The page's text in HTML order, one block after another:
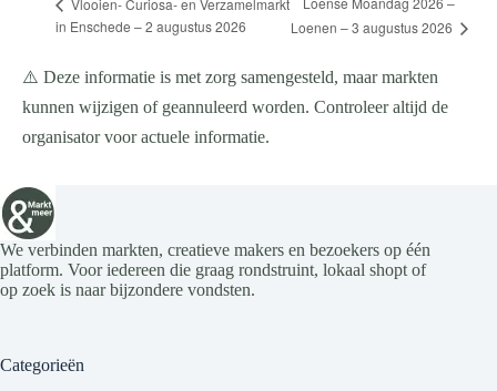
Vlooien- Curiosa- en Verzamelmarkt
in Enschede – 2 augustus 2026
Loenen – 3 augustus 2026
⚠️ Deze informatie is met zorg samengesteld, maar markten
kunnen wijzigen of geannuleerd worden. Controleer altijd de
organisator voor actuele informatie.
We verbinden markten, creatieve makers en bezoekers op één
platform. Voor iedereen die graag rondstruint, lokaal shopt of
op zoek is naar bijzondere vondsten.
Categorieën